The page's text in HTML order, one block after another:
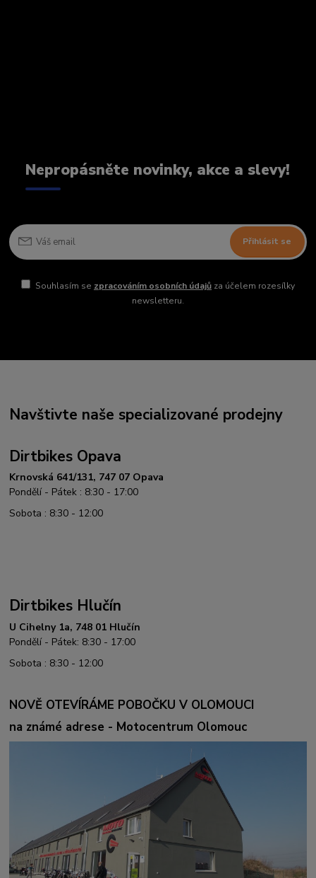
Nepropásněte novinky, akce a slevy!
Přihlásit se
Souhlasím se zpracováním osobních údajůza účelem rozesílky
newsletteru.
Navštivte naše specializované prodejny
Dirtbikes Opava
Krnovská 641/131, 747 07 Opava
Pondělí - Pátek : 8:30 - 17:00
Sobota : 8:30 - 12:00
Dirtbikes Hlučín
U Cihelny 1a, 748 01 Hlučín
Pondělí - Pátek: 8:30 - 17:00
Sobota : 8:30 - 12:00
NOVĚ OTEVÍRÁME POBOČKU V OLOMOUCI
na známé adrese - Motocentrum Olomouc